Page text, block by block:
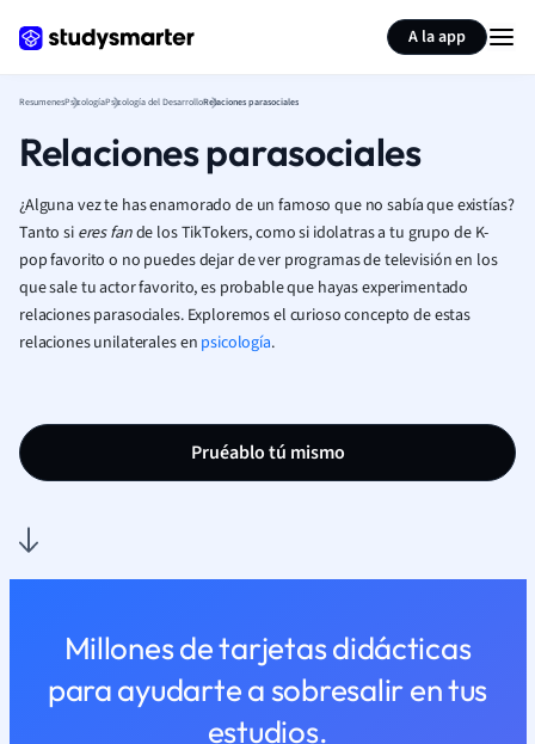
A la app
ResumenesPsicologíaPsicología del DesarrolloRelaciones parasociales
Relaciones parasociales
¿Alguna vez te has enamorado de un famoso que no sabía que existías?
Tanto si eres fande los TikTokers, como si idolatras a tu grupo de K-
pop favorito o no puedes dejar de ver programas de televisión en los
que sale tu actor favorito, es probable que hayas experimentado
relaciones parasociales. Exploremos el curioso concepto de estas
relaciones unilaterales en psicología.
Pruéablo tú mismo
Millones de tarjetas didácticas
para ayudarte a sobresalir en tus
estudios.
Resumir página